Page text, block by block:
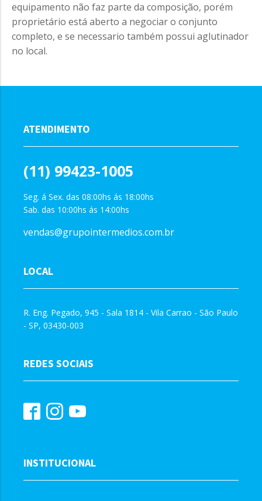
equipamento não faz parte da composição, porém
proprietário está aberto a negociar o conjunto
completo, e se necessario também possui aglutinador
no local.
ATENDIMENTO
(11) 99423-1005
Seg. á Sex. das 08:00hs ás 18:00hs
Sab. das 10:00hs ás 14:00hs
vendas@grupointermedios.com.br
LOCAL
R. Eng. Pegado, 945 - Sala 1814 - Vila Carrao - São Paulo
- SP, 03430-003
REDES SOCIAIS
INSTITUCIONAL